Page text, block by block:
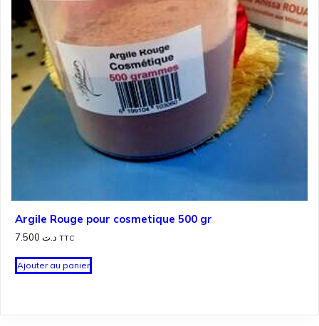
Argile Rouge pour cosmetique 500 gr
د.ت TTC
Ajouter au panier